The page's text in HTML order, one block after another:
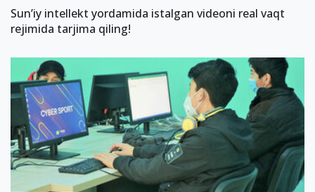
Sun’iy intellekt yordamida istalgan videoni real vaqt
rejimida tarjima qiling!